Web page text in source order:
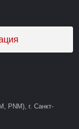
PNM), г. Санкт-